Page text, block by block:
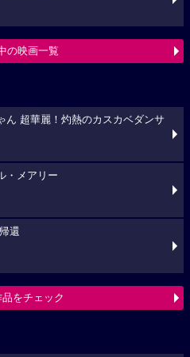
の映画一覧
ん 超華麗！灼熱のカスカベダンサ
・メアリー
還
をチェック